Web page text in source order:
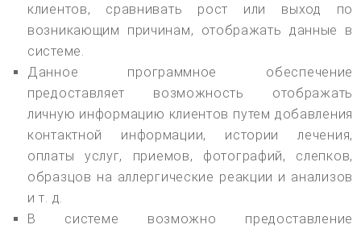
клиентов, сравнивать рост или выход по
возникающим причинам, отображать данные в
системе.
Данное программное обеспечение
предоставляет возможность отображать
личную информацию клиентов путем добавления
контактной информации, истории лечения,
оплаты услуг, приемов, фотографий, слепков,
образцов на аллергические реакции и анализов
и т. д.
В системе возможно предоставление